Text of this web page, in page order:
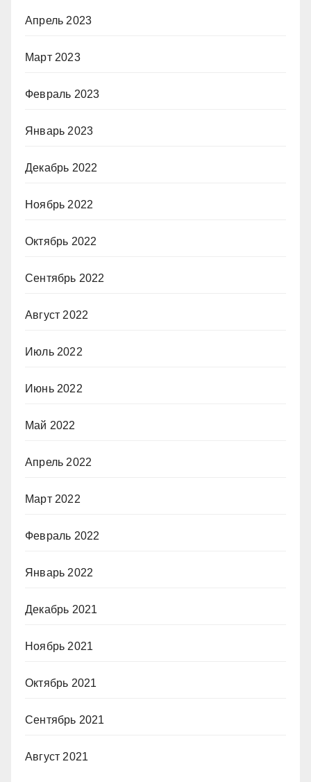
Апрель 2023
Март 2023
Февраль 2023
Январь 2023
Декабрь 2022
Ноябрь 2022
Октябрь 2022
Сентябрь 2022
Август 2022
Июль 2022
Июнь 2022
Май 2022
Апрель 2022
Март 2022
Февраль 2022
Январь 2022
Декабрь 2021
Ноябрь 2021
Октябрь 2021
Сентябрь 2021
Август 2021